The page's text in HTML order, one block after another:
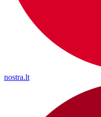
nostra.lt